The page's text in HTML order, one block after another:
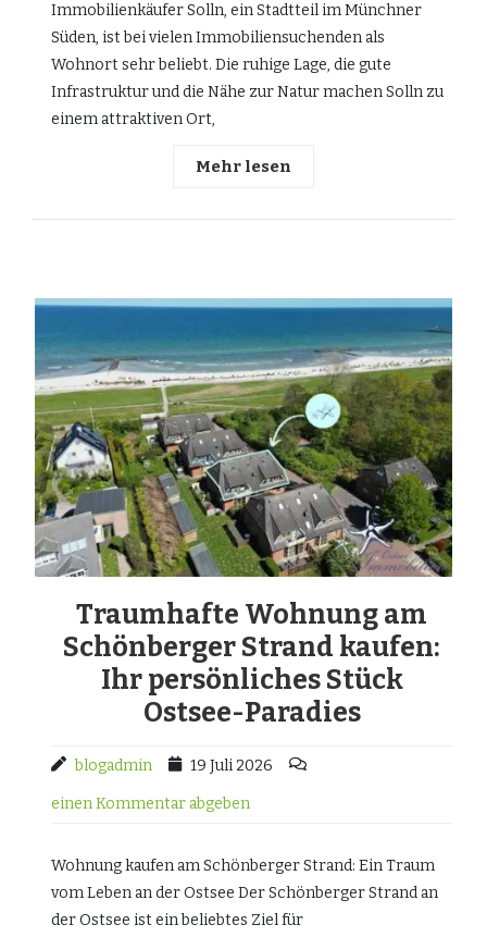
Immobilienkäufer Solln, ein Stadtteil im Münchner
Süden, ist bei vielen Immobiliensuchenden als
Wohnort sehr beliebt. Die ruhige Lage, die gute
Infrastruktur und die Nähe zur Natur machen Solln zu
einem attraktiven Ort,
Mehr lesen
Traumhafte Wohnung am
Schönberger Strand kaufen:
Ihr persönliches Stück
Ostsee-Paradies
blogadmin 19 Juli 2026
einen Kommentar abgeben
Wohnung kaufen am Schönberger Strand: Ein Traum
vom Leben an der Ostsee Der Schönberger Strand an
der Ostsee ist ein beliebtes Ziel für